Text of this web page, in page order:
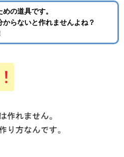
の道具です。
らないと作れませんよね？